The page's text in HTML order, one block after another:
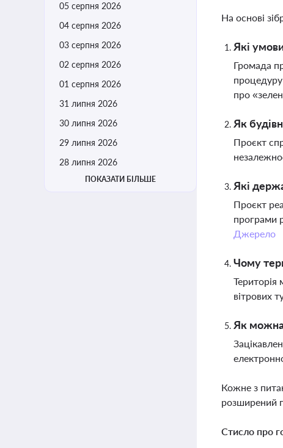
05 серпня 2026
04 серпня 2026
03 серпня 2026
02 серпня 2026
01 серпня 2026
31 липня 2026
30 липня 2026
29 липня 2026
28 липня 2026
ПОКАЗАТИ БІЛЬШЕ
На основі
Які
Громада
процедуру
про
Як
Проєкт
Які
Проєкт
програми
Джерело
Чому
Територія
вітрових
Як можна
Кожне з
розширений
Стисло про